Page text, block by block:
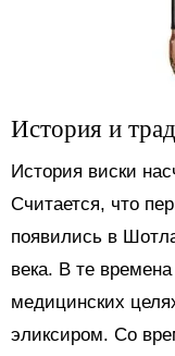
История и
История виски
Считается, что
появились в
века. В те
медицинских
эликсиром. Со